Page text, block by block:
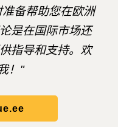
备帮助您在欧洲
是在国际市场还
指导和支持。欢
！"